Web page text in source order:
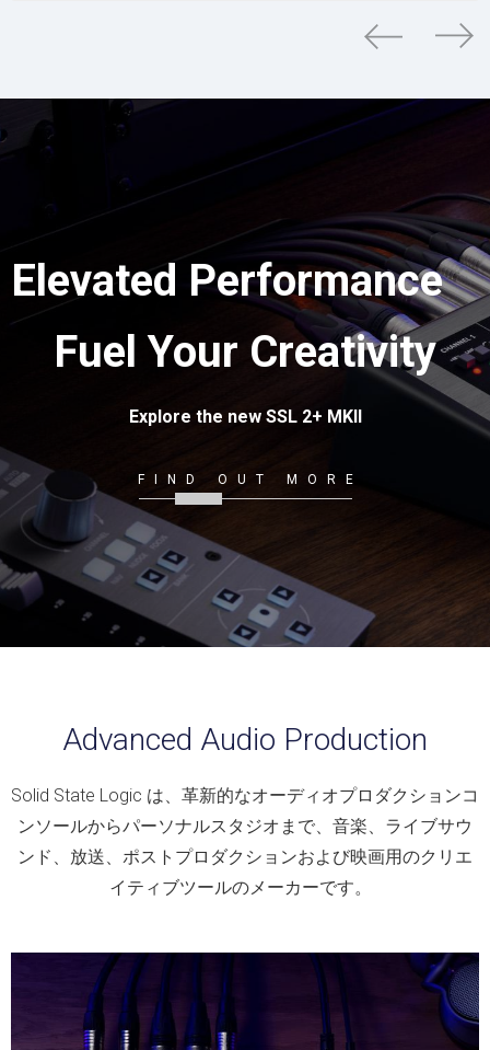
Elevated Performance
Fuel Your Creativity
Explore the new SSL 2+ MKII
FIND OUT MORE
Advanced Audio Production
Solid State Logic は、革新的なオーディオプロダクションコ
ンソールからパーソナルスタジオまで、音楽、ライブサウ
ンド、放送、ポストプロダクションおよび映画用のクリエ
イティブツールのメーカーです。